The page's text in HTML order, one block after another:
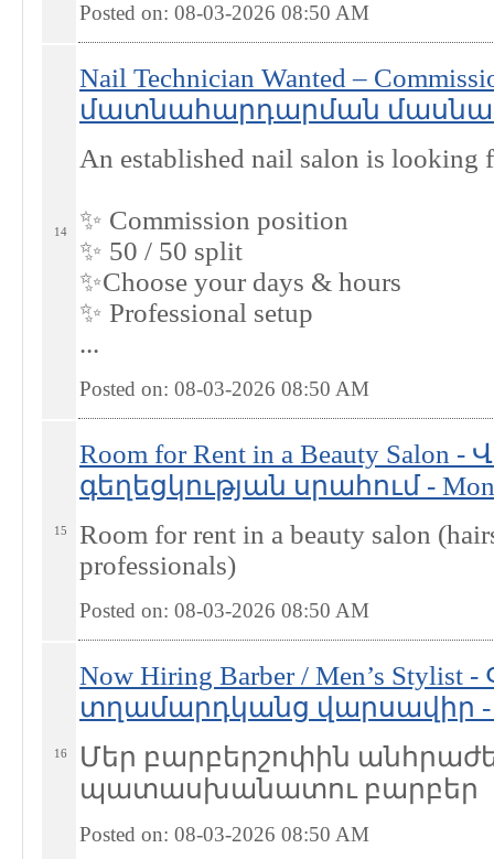
Posted on: 08-03-2026 08:50 AM
14
Nail Technician Wanted –
մատնահարդարման
An established nail salon is looking
✨ Commission position
✨ 50 / 50 split
✨Choose your days & hours
✨ Professional setup
...
Posted on: 08-03-2026 08:50 AM
15
Room for Rent in a Beauty Salon
գեղեցկության սրահում -
Room for rent in a beauty salon
professionals)
Posted on: 08-03-2026 08:50 AM
16
Now Hiring Barber / Men’s
տղամարդկանց վարսավիր -
Մեր բարբերշոփին
պատասխանատու բարբեր
Posted on: 08-03-2026 08:50 AM